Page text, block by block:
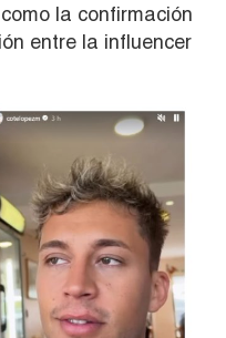
la confirmación
entre la influencer